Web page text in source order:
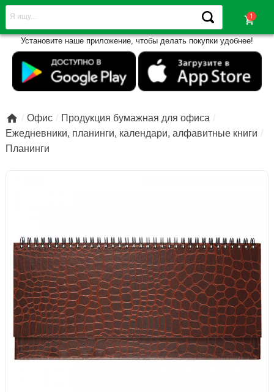
shopping_cart
Установите наше приложение, чтобы делать покупки удобнее!
 Офис
Продукция бумажная для офиса
Ежедневники, планинги, календари, алфавитные книги
Планинги